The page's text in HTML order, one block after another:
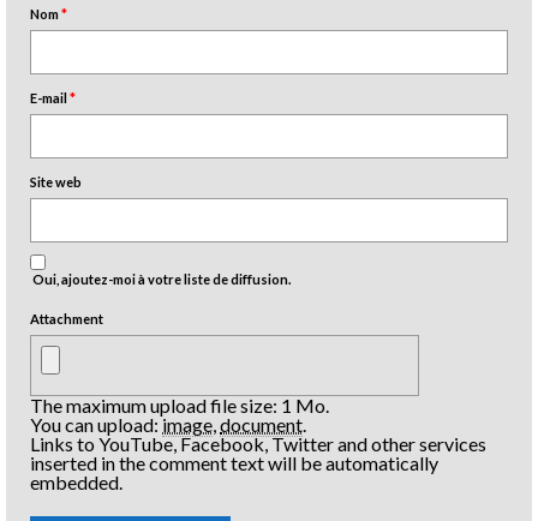
Nom*
E-mail*
Site web
Oui, ajoutez-moi à votre liste de diffusion.
Attachment
The maximum upload file size: 1 Mo.
You can upload:image document
Links to YouTube, Facebook, Twitter and other services
inserted in the comment text will be automatically
embedded.